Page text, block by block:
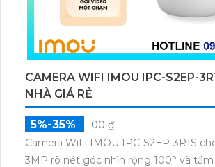
CAMERA WIFI IMOU IPC-S2EP-
NHÀ GIÁ RẺ
5%-35%
00 ₫
Camera WiFi IMOU IPC-S2EP-3R1S
3MP rõ nét góc nhìn rộng 100° và